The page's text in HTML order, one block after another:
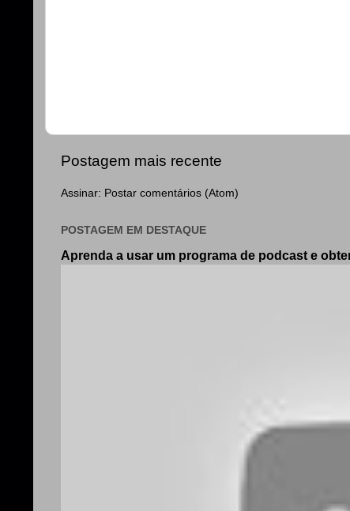
Postagem mais recente
Assinar: Postar comentários (Atom)
POSTAGEM EM DESTAQUE
Aprenda a usar um programa de podcast e